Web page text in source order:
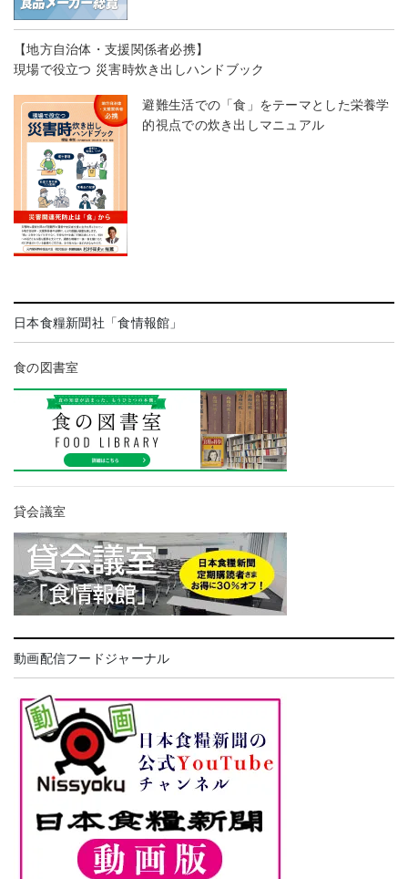
【地方自治体・支援関係者必携】
現場で役立つ 災害時炊き出しハンドブック
避難生活での「食」をテーマとした栄養学
的視点での炊き出しマニュアル
日本食糧新聞社「食情報館」
食の図書室
貸会議室
動画配信フードジャーナル